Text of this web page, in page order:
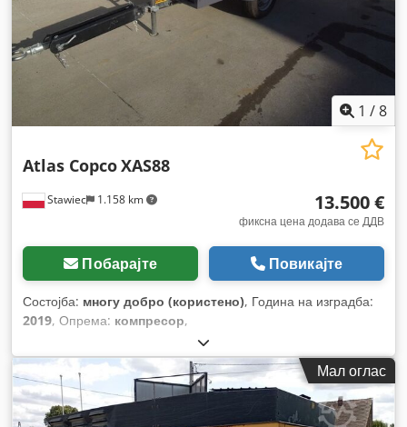
1 /8
Stawiec 1.158 km
Atlas CopcoXAS88
13.500 €
фиксна цена додава се ДДВ
Побарајте Повикајте
Состојба: многу добро (користено), Година на изградба:
2019, Опрема: компресор,
Мал оглас